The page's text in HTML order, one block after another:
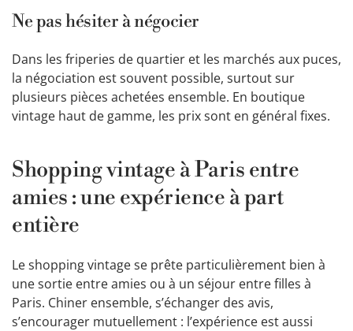
Ne pas hésiter à négocier
Dans les friperies de quartier et les marchés aux puces,
la négociation est souvent possible, surtout sur
plusieurs pièces achetées ensemble. En boutique
vintage haut de gamme, les prix sont en général fixes.
Shopping vintage à Paris entre
amies : une expérience à part
entière
Le shopping vintage se prête particulièrement bien à
une sortie entre amies ou à un séjour entre filles à
Paris. Chiner ensemble, s’échanger des avis,
s’encourager mutuellement : l’expérience est aussi